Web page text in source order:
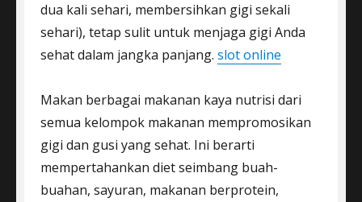
dua kali sehari, membersihkan gigi sekali
sehari), tetap sulit untuk menjaga gigi Anda
sehat dalam jangka panjang. slot online
Makan berbagai makanan kaya nutrisi dari
semua kelompok makanan mempromosikan
gigi dan gusi yang sehat. Ini berarti
mempertahankan diet seimbang buah-
buahan, sayuran, makanan berprotein,